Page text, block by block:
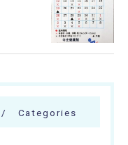
Categories